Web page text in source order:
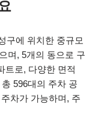
구에 위치한 중규모
며, 5개의 동으로 구
트로, 다양한 면적
596대의 주차 공
차가 가능하며, 주